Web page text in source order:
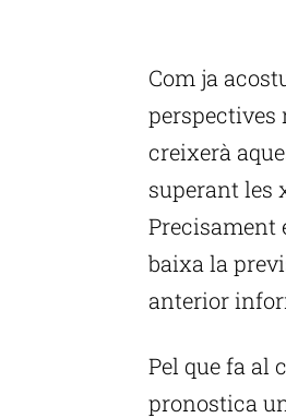
Com ja
perspectives
creixerà
superant les
Precisament
baixa la
anterior
Pel que fa al
pronostica